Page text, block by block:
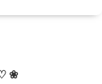
❀